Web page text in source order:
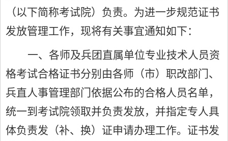
（以下简称考试院）负责。为进一步规范证书
发放管理工作，现将有关事宜通知如下：
一、各师及兵团直属单位专业技术人员资
格考试合格证书分别由各师（市）职改部门、
兵直人事管理部门依据公布的合格人员名单，
统一到考试院领取并负责发放，并指定专人具
体负责发（补、换）证申请办理工作。证书发